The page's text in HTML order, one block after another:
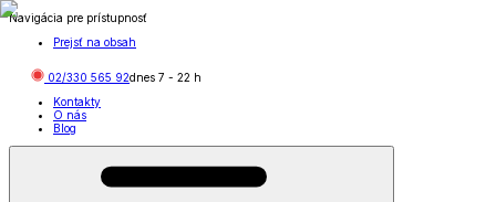
Navigácia pre prístupnosť
Prejsť na obsah
02/330 565 92dnes 7 - 22 h
Kontakty
O nás
Blog